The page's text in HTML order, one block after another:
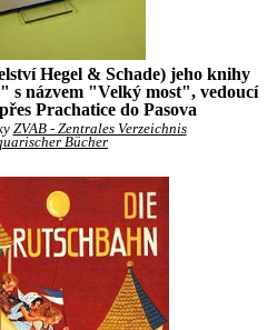
Hegel & Schade) jeho knihy
s názvem "Velký most", vedoucí
Prachatice do Pasova
ZVAB - Zentrales Verzeichnis
Bücher